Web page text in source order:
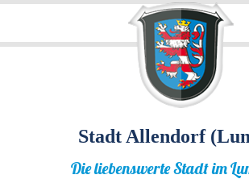
Stadt Allendorf
Die liebenswerte Stadt im